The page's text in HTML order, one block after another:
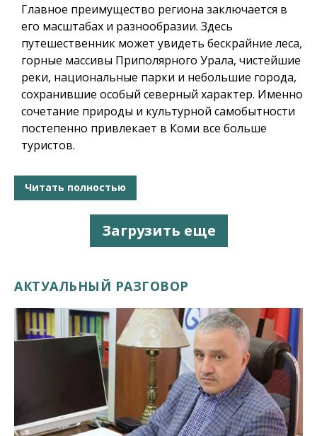
Главное преимущество региона заключается в
его масштабах и разнообразии. Здесь
путешественник может увидеть бескрайние леса,
горные массивы Приполярного Урала, чистейшие
реки, национальные парки и небольшие города,
сохранившие особый северный характер. Именно
сочетание природы и культурной самобытности
постепенно привлекает в Коми все больше
туристов.
Читать полностью
Загрузить еще
АКТУАЛЬНЫЙ РАЗГОВОР